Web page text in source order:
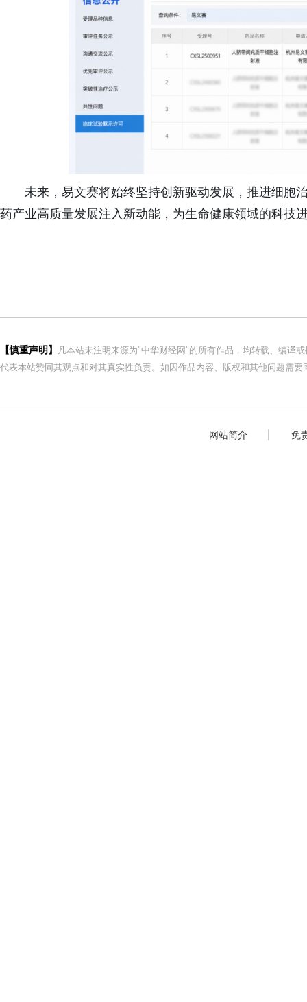
未来，易文赛将始终坚持创新驱动发展，推进细胞
药产业高质量发展注入新动能，为生命健康领域的科技
【慎重声明】
凡本站未注明来源为"中华财经网"的所有作品，均转载、编译
代表本站赞同其观点和对其真实性负责。如因作品内容、版权和其他问题需
网站简介 免